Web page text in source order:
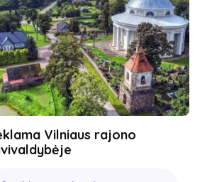
Vilniaus rajono